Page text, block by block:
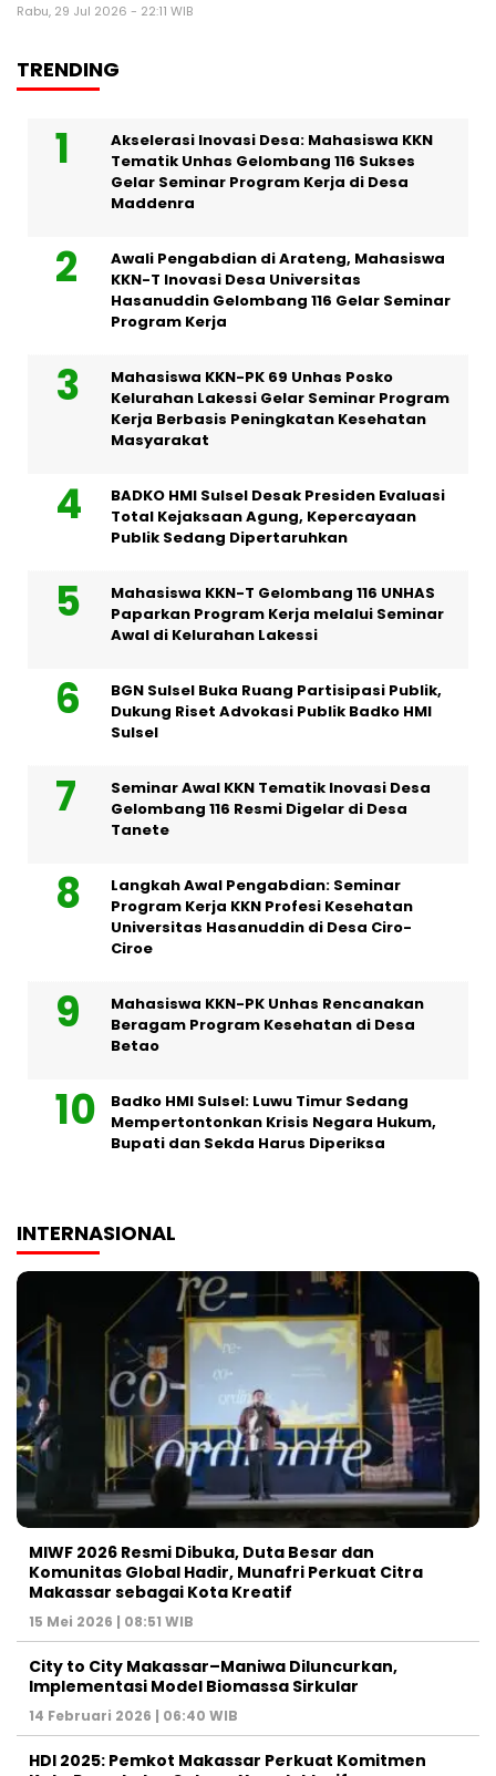
Rabu, 29 Jul 2026 - 22:11 WIB
TRENDING
Akselerasi Inovasi Desa: Mahasiswa KKN
Tematik Unhas Gelombang 116 Sukses
Gelar Seminar Program Kerja di Desa
Maddenra
Awali Pengabdian di Arateng, Mahasiswa
KKN-T Inovasi Desa Universitas
Hasanuddin Gelombang 116 Gelar Seminar
Program Kerja
Mahasiswa KKN-PK 69 Unhas Posko
Kelurahan Lakessi Gelar Seminar Program
Kerja Berbasis Peningkatan Kesehatan
Masyarakat
BADKO HMI Sulsel Desak Presiden Evaluasi
Total Kejaksaan Agung, Kepercayaan
Publik Sedang Dipertaruhkan
Mahasiswa KKN-T Gelombang 116 UNHAS
Paparkan Program Kerja melalui Seminar
Awal di Kelurahan Lakessi
BGN Sulsel Buka Ruang Partisipasi Publik,
Dukung Riset Advokasi Publik Badko HMI
Sulsel
Seminar Awal KKN Tematik Inovasi Desa
Gelombang 116 Resmi Digelar di Desa
Tanete
Langkah Awal Pengabdian: Seminar
Program Kerja KKN Profesi Kesehatan
Universitas Hasanuddin di Desa Ciro-
Ciroe
Mahasiswa KKN-PK Unhas Rencanakan
Beragam Program Kesehatan di Desa
Betao
Badko HMI Sulsel: Luwu Timur Sedang
Mempertontonkan Krisis Negara Hukum,
Bupati dan Sekda Harus Diperiksa
INTERNASIONAL
MIWF 2026 Resmi Dibuka, Duta Besar dan
Komunitas Global Hadir, Munafri Perkuat Citra
Makassar sebagai Kota Kreatif
15 Mei 2026 | 08:51 WIB
City to City Makassar–Maniwa Diluncurkan,
Implementasi Model Biomassa Sirkular
14 Februari 2026 | 06:40 WIB
HDI 2025: Pemkot Makassar Perkuat Komitmen